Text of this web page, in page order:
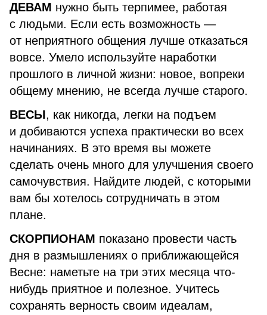
ДЕВАМ нужно быть терпимее, работая
с людьми. Если есть возможность —
от неприятного общения лучше отказаться
вовсе. Умело используйте наработки
прошлого в личной жизни: новое, вопреки
общему мнению, не всегда лучше старого.
ВЕСЫ, как никогда, легки на подъем
и добиваются успеха практически во всех
начинаниях. В это время вы можете
сделать очень много для улучшения своего
самочувствия. Найдите людей, с которыми
вам бы хотелось сотрудничать в этом
плане.
СКОРПИОНАМ показано провести часть
дня в размышлениях о приближающейся
Весне: наметьте на три этих месяца что-
нибудь приятное и полезное. Учитесь
сохранять верность своим идеалам,